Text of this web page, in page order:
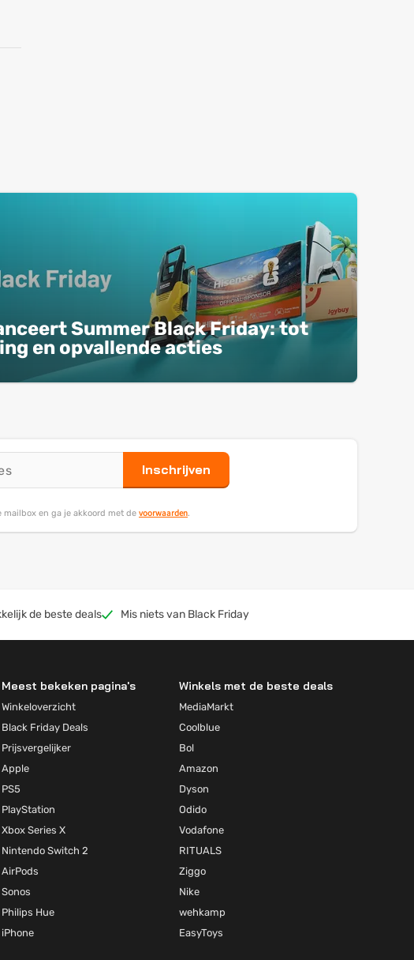
Summer Black Friday: tot
en opvallende acties
Inschrijven
en ga je akkoord met de voorwaarden.
de beste deals Mis niets van Black Friday
Meest bekeken pagina's
Winkeloverzicht
Black Friday Deals
Prijsvergelijker
Apple
PS5
PlayStation
Xbox Series X
Nintendo Switch 2
AirPods
Sonos
Philips Hue
iPhone
Winkels met de beste deals
MediaMarkt
Coolblue
Bol
Amazon
Dyson
Odido
Vodafone
RITUALS
Ziggo
Nike
wehkamp
EasyToys